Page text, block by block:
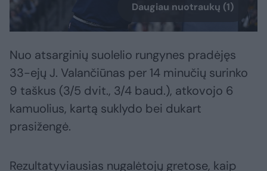
Daugiau nuotraukų (1)
Nuo atsarginių suolelio rungynes pradėjęs
33-ejų J. Valančiūnas per 14 minučių surinko
9 taškus (3/5 dvit., 3/4 baud.), atkovojo 6
kamuolius, kartą suklydo bei dukart
prasižengė.
Rezultatyviausias nugalėtojų gretose, kaip